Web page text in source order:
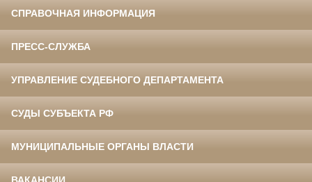
СПРАВОЧНАЯ ИНФОРМАЦИЯ
ПРЕСС-СЛУЖБА
УПРАВЛЕНИЕ СУДЕБНОГО ДЕПАРТАМЕНТА
СУДЫ СУБЪЕКТА РФ
МУНИЦИПАЛЬНЫЕ ОРГАНЫ ВЛАСТИ